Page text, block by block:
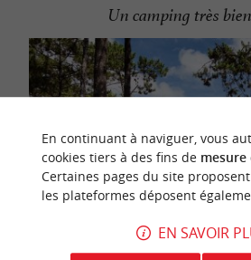
Un camping très
En continuant à naviguer, vous
cookies tiers à des fins de mesure
Certaines pages du site
les plateformes déposent
EN SAVOIR